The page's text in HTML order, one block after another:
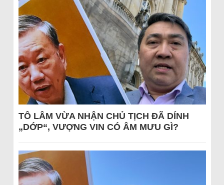
TÔ LÂM VỪA NHẬN CHỦ TỊCH ĐÃ DÍNH
„DỚP“, VƯỢNG VIN CÓ ÂM MƯU GÌ?